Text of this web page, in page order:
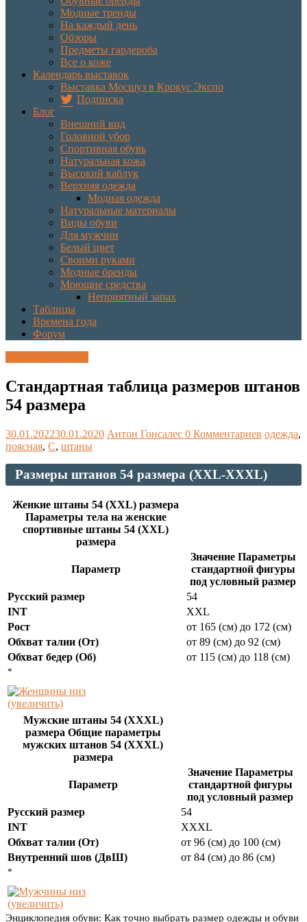
Модные тренды
На каждый день
Обзоры
Предметы гардероба
Все о коже
Календарь выставок
Выставка Мосшуз в Крокус Экспо
Подписка
Блог
Внешний вид
Головной убор
Спортивная обувь
Натуральная кожа
Высокий каблук
Верхняя одежда
Модная одежда
Натуральные материалы
Виды обуви
Для мужчин
Белый цвет
Своими руками
Модные бренды
Моющие средства
Неприятный запах
Таблицы
Времена года
Форум
Стандартная таблица размеров штанов
54 размера
30.01.202230.01.2020 Антон Гонсалес 0 Комментариев одежда,
поясная, С, штаны
Размеры штанов 54 размера (XXL-XXXL)
Женкие штаны 54 (XXL) размера
Параметры тела на женские
спортивные штаны 54 (XXL)
размера
Параметр
Значение Параметры
стандартной фигуры
под условный размер
Русский размер
54
INT
XXL
Рост
от 165 (см) до 172 (см)
Обхват талии (От)
от 89 (см) до 92 (см)
Обхват бедер (Об)
от 115 (см) до 118 (см)
*
(увеличить)
Мужские штаны 54 (XXXL)
размера Общие параметры
мужских штанов 54 (XXXL)
размера
Параметр
Значение Параметры
стандартной фигуры
под условный размер
Русский размер
54
INT
XXXL
Обхват талии (От)
от 96 (см) до 100 (см)
Внутренний шов (ДвШ)
от 84 (см) до 86 (см)
*
(увеличить)
Энциклопедия обуви: Как точно выбрать размер одежды и обуви